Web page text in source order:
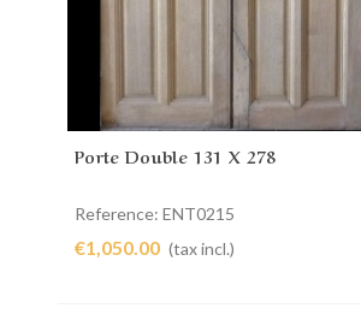
Add to cart
Porte Double 131 X 278
Reference: ENT0215
€1,050.00 (tax incl.)